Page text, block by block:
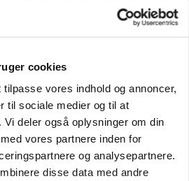
cookies
vores indhold og annoncer,
til sociale medier og til at
deler også oplysninger om din
vores partnere inden for
og analysepartnere.
disse data med andre
vi alle lære af
gemt, i foderstrategien
salg af 3.000 søer: Vestfynsk